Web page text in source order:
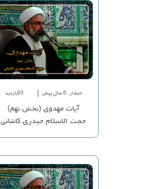
انتشار: 6 سال پیش 93بازدید
آیات مهدوی (بخش نهم)
حجت الاسلام حیدری کاشانی